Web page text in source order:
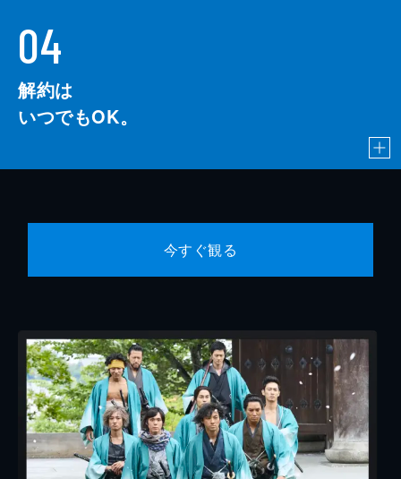
04
解約は
いつでもOK。
今すぐ観る